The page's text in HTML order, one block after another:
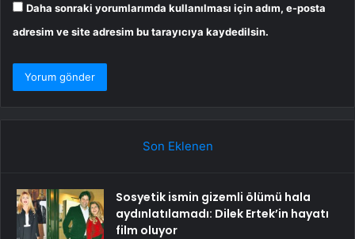
Daha sonraki yorumlarımda kullanılması için adım, e-posta
adresim ve site adresim bu tarayıcıya kaydedilsin.
Son Eklenen
Sosyetik ismin gizemli ölümü hala
aydınlatılamadı: Dilek Ertek’in hayatı
film oluyor